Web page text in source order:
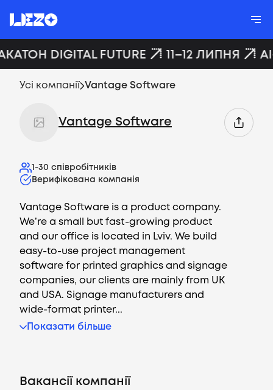
DIGITAL FUTURE 11–12 ЛИПНЯ
Усі компанії Vantage Software
Vantage Software
1-30 співробітників
Верифікована компанія
Vantage Software is a product company.
We’re a small but fast-growing product
and our office is located in Lviv. We build
easy-to-use project management
software for printed graphics and signage
companies, our clients are mainly from UK
and USA. Signage manufacturers and
wide-format printer...
Показати більше
Вакансії компанії